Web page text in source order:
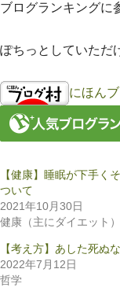
ブログランキングに
ぽちっとしていただ
にほん
【健康】睡眠が下手く
ついて
2021年10月30日
健康（主にダイエット）
【考え方】あした死ぬ
2022年7月12日
哲学